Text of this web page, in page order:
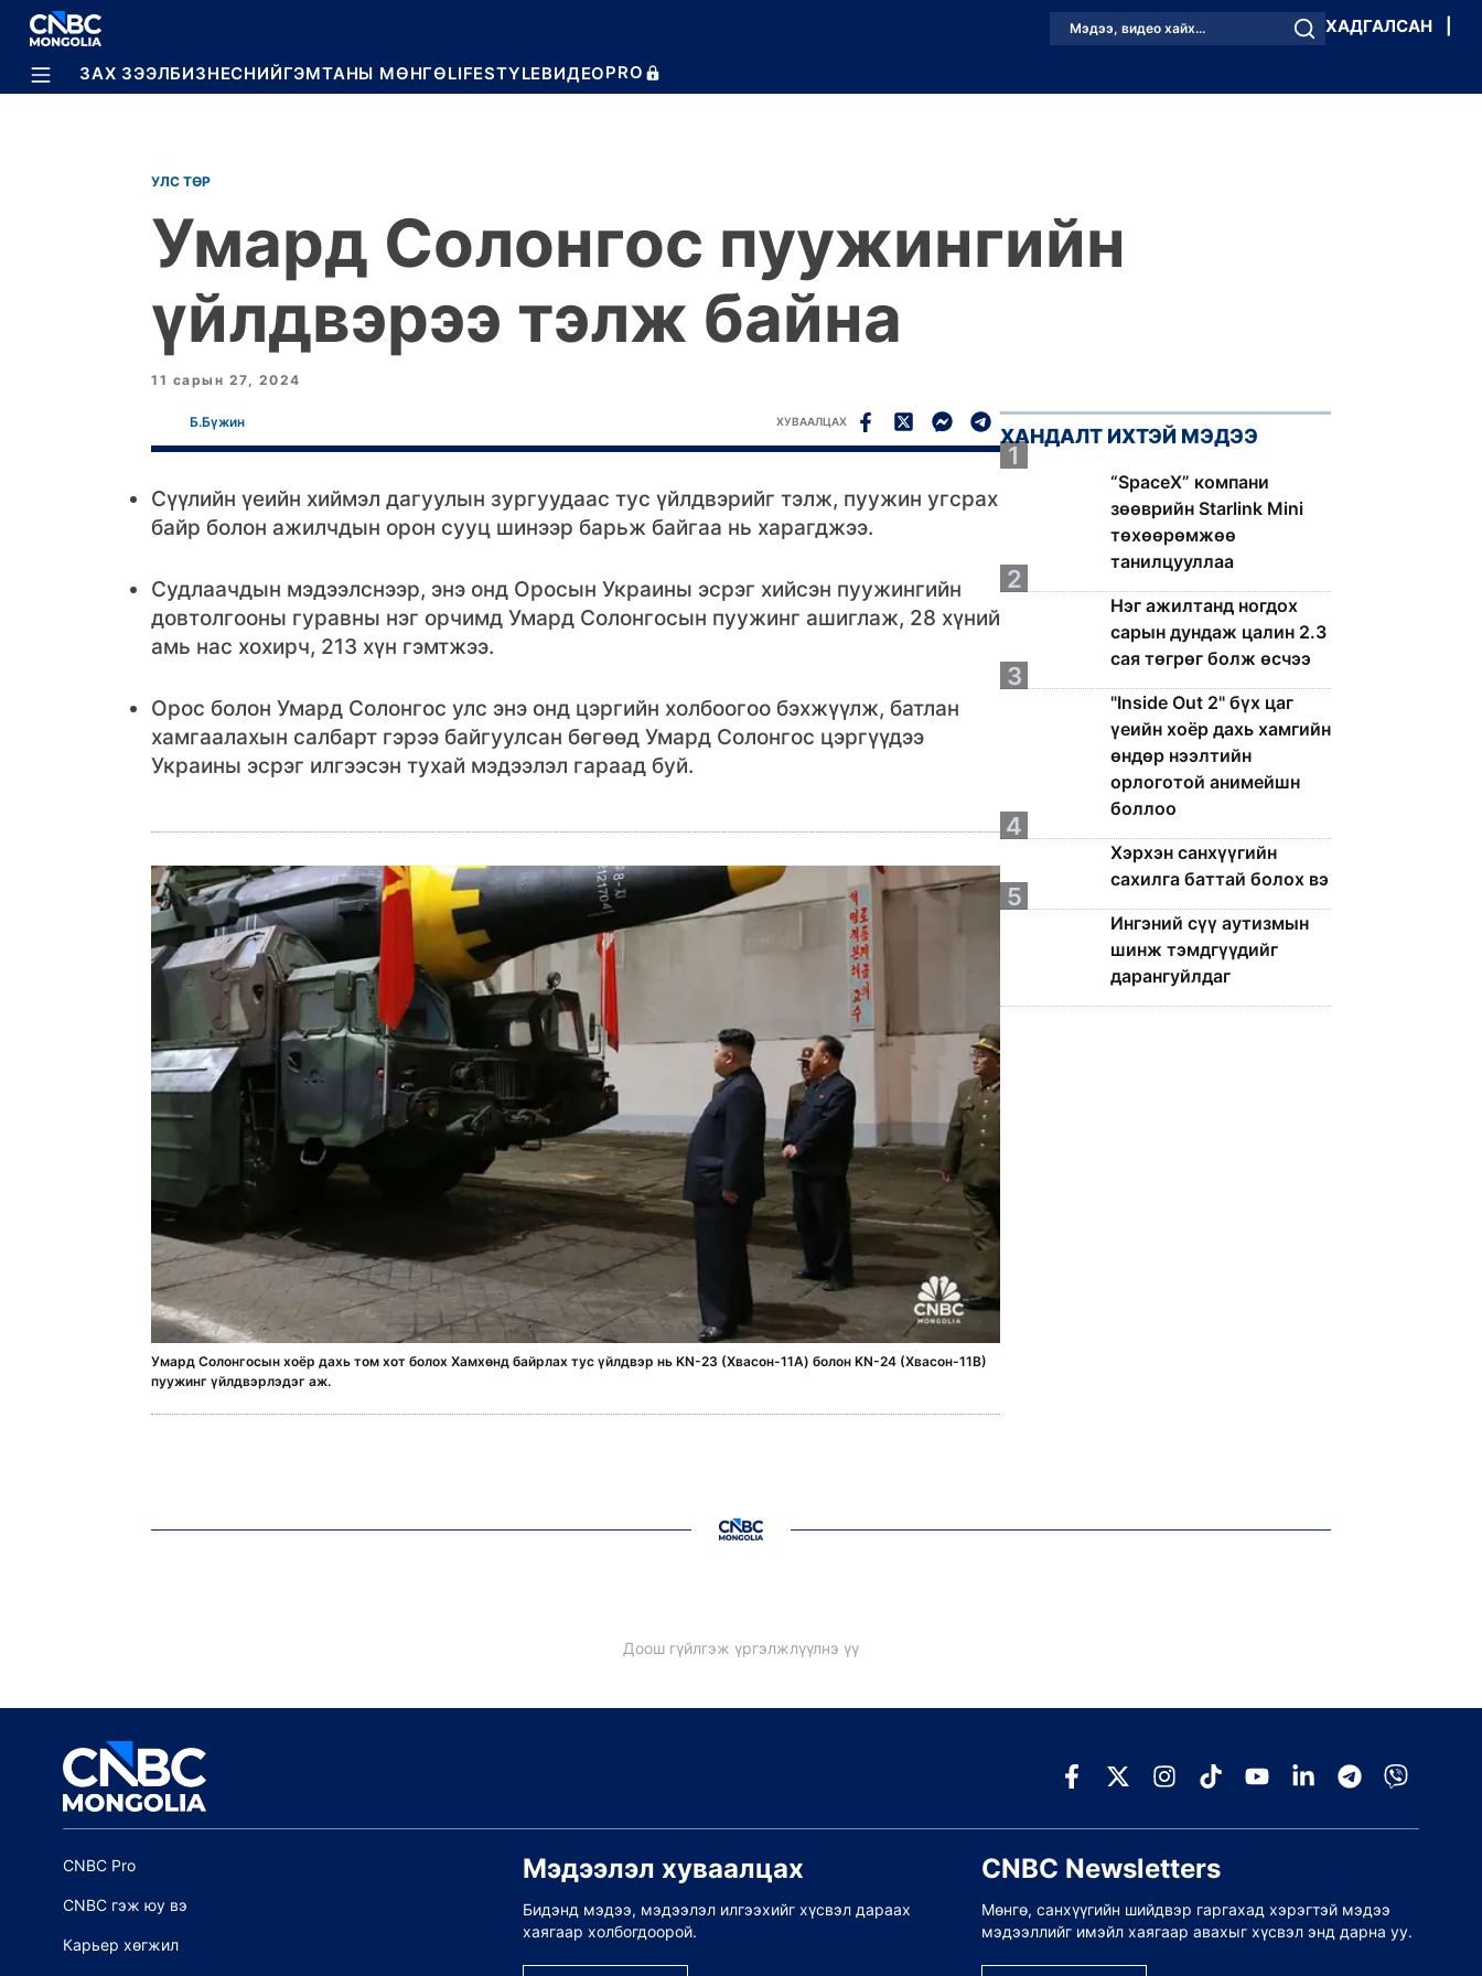
BREAKING
Мэдээ, видео хайх... ХАДГАЛСАН
ЗАХ ЗЭЭЛБИЗНЕСНИЙГЭМТАНЫ МӨНГӨLIFESTYLEВИДЕОPRO
УЛС ТӨР
Умард Солонгос пуужингийн
үйлдвэрээ тэлж байна
11 сарын 27, 2024
Б.Бүжин ХУВААЛЦАХ
Cүүлийн үеийн хиймэл дагуулын зургуудаас тус үйлдвэрийг тэлж, пуужин угсрах
байр болон ажилчдын орон сууц шинээр барьж байгаа нь харагджээ.
Судлаачдын мэдээлснээр, энэ онд Оросын Украины эсрэг хийсэн пуужингийн
довтолгооны гуравны нэг орчимд Умард Солонгосын пуужинг ашиглаж, 28 хүний
амь нас хохирч, 213 хүн гэмтжээ.
Орос болон Умард Солонгос улс энэ онд цэргийн холбоогоо бэхжүүлж, батлан
хамгаалахын салбарт гэрээ байгуулсан бөгөөд Умард Солонгос цэргүүдээ
Украины эсрэг илгээсэн тухай мэдээлэл гараад буй.
Умард Солонгосын хоёр дахь том хот болох Хамхөнд байрлах тус үйлдвэр нь KN-23 (Хвасон-11А) болон KN-24 (Хвасон-11B)
пуужинг үйлдвэрлэдэг аж.
ХАНДАЛТ ИХТЭЙ МЭДЭЭ
1
“SpaceX” компани
зөөврийн Starlink Mini
төхөөрөмжөө
танилцууллаа
2
Нэг ажилтанд ногдох
сарын дундаж цалин 2.3
сая төгрөг болж өсчээ
3
"Inside Out 2" бүх цаг
үеийн хоёр дахь хамгийн
өндөр нээлтийн
орлоготой анимейшн
боллоо
4
Хэрхэн санхүүгийн
сахилга баттай болох вэ
5
Ингэний сүү аутизмын
шинж тэмдгүүдийг
дарангуйлдаг
Доош гүйлгэж үргэлжлүүлнэ үү
CNBC Pro
CNBC гэж юу вэ
Карьер хөгжил
Мэдээлэл хуваалцах
Бидэнд мэдээ, мэдээлэл илгээхийг хүсвэл дараах
хаягаар холбогдоорой.
CNBC Newsletters
Мөнгө, санхүүгийн шийдвэр гаргахад хэрэгтэй мэдээ
мэдээллийг имэйл хаягаар авахыг хүсвэл энд дарна уу.